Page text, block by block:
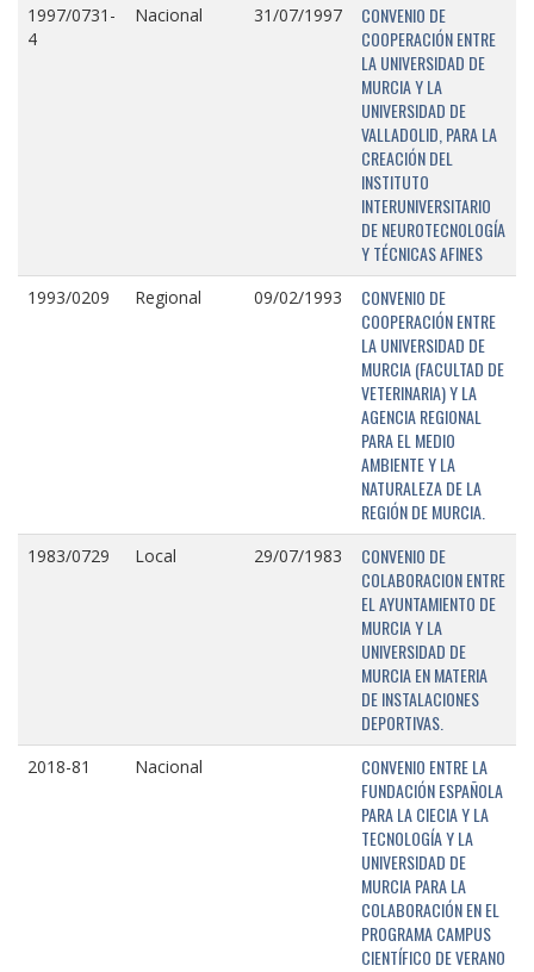
1997/0731-
4
Nacional 31/07/1997
CONVENIO DE
COOPERACIÓN ENTRE
LA UNIVERSIDAD DE
MURCIA Y LA
UNIVERSIDAD DE
VALLADOLID, PARA LA
CREACIÓN DEL
INSTITUTO
INTERUNIVERSITARIO
DE NEUROTECNOLOGÍA
Y TÉCNICAS AFINES
1993/0209 Regional 09/02/1993
CONVENIO DE
COOPERACIÓN ENTRE
LA UNIVERSIDAD DE
MURCIA (FACULTAD DE
VETERINARIA) Y LA
AGENCIA REGIONAL
PARA EL MEDIO
AMBIENTE Y LA
NATURALEZA DE LA
REGIÓN DE MURCIA.
1983/0729 Local 29/07/1983
CONVENIO DE
COLABORACION ENTRE
EL AYUNTAMIENTO DE
MURCIA Y LA
UNIVERSIDAD DE
MURCIA EN MATERIA
DE INSTALACIONES
DEPORTIVAS.
2018-81 Nacional
CONVENIO ENTRE LA
FUNDACIÓN ESPAÑOLA
PARA LA CIECIA Y LA
TECNOLOGÍA Y LA
UNIVERSIDAD DE
MURCIA PARA LA
COLABORACIÓN EN EL
PROGRAMA CAMPUS
CIENTÍFICO DE VERANO